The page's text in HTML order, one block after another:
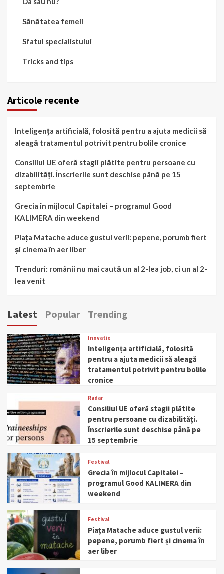
Sănătatea femeii
Sfatul specialistului
Tricks and tips
Articole recente
Inteligența artificială, folosită pentru a ajuta medicii să
aleagă tratamentul potrivit pentru bolile cronice
Consiliul UE oferă stagii plătite pentru persoane cu
dizabilități. Înscrierile sunt deschise până pe 15
septembrie
Grecia în mijlocul Capitalei – programul Good
KALIMERA din weekend
Piața Matache aduce gustul verii: pepene, porumb fiert
și cinema în aer liber
Trenduri: românii nu mai caută un al 2-lea job, ci un al 2-
lea venit
Latest Popular Trending
Inovatie
Inteligența artificială, folosită
pentru a ajuta medicii să aleagă
tratamentul potrivit pentru bolile
cronice
Radar
Consiliul UE oferă stagii plătite
pentru persoane cu dizabilități.
Înscrierile sunt deschise până pe
15 septembrie
Festival
Grecia în mijlocul Capitalei –
programul Good KALIMERA din
weekend
Festival
Piața Matache aduce gustul verii:
pepene, porumb fiert și cinema în
aer liber